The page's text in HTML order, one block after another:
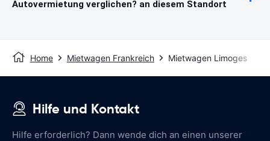
Autovermietung verglichen? an diesem Standort
Home Mietwagen Frankreich Mietwagen Limoges
Hilfe und Kontakt
Hilfe erforderlich? Dann wende dich an einen unserer